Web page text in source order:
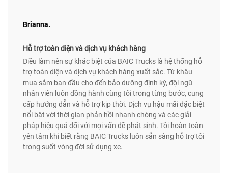
Brianna.
Hỗ trợ toàn diện và dịch vụ khách hàng
Điều làm nên sự khác biệt của BAIC Trucks là hệ thống hỗ
trợ toàn diện và dịch vụ khách hàng xuất sắc. Từ khâu
mua sắm ban đầu cho đến bảo dưỡng định kỳ, đội ngũ
nhân viên luôn đồng hành cùng tôi trong từng bước, cung
cấp hướng dẫn và hỗ trợ kịp thời. Dịch vụ hậu mãi đặc biệt
nổi bật với thời gian phản hồi nhanh chóng và các giải
pháp hiệu quả đối với mọi vấn đề phát sinh. Tôi hoàn toàn
yên tâm khi biết rằng BAIC Trucks luôn sẵn sàng hỗ trợ tôi
trong suốt vòng đời sử dụng xe.